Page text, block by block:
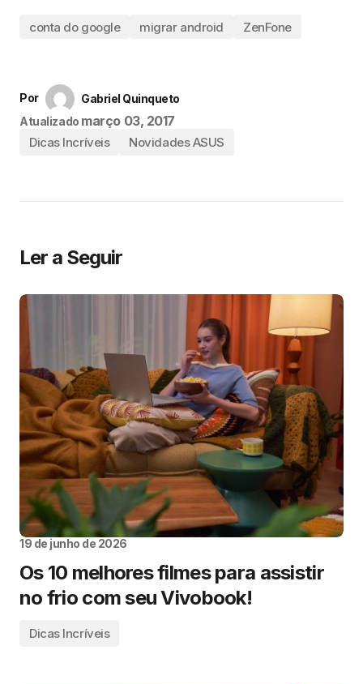
conta do google migrar android ZenFone
Por
Gabriel Quinqueto
Atualizado março 03, 2017
Dicas Incríveis Novidades ASUS
Ler a Seguir
19 de junho de 2026
Os 10 melhores filmes para assistir
no frio com seu Vivobook!
Dicas Incríveis